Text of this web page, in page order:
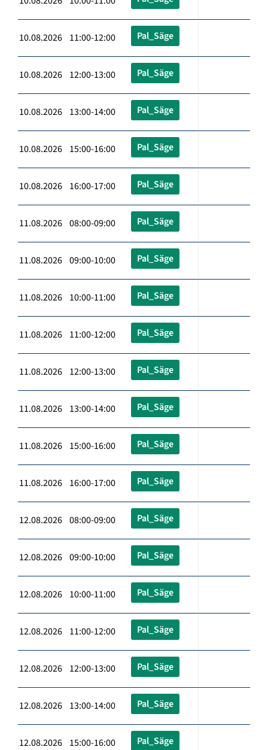
10.08.2026 11:00-12:00 Pal_Säge
10.08.2026 12:00-13:00 Pal_Säge
10.08.2026 13:00-14:00 Pal_Säge
10.08.2026 15:00-16:00 Pal_Säge
10.08.2026 16:00-17:00 Pal_Säge
11.08.2026 08:00-09:00 Pal_Säge
11.08.2026 09:00-10:00 Pal_Säge
11.08.2026 10:00-11:00 Pal_Säge
11.08.2026 11:00-12:00 Pal_Säge
11.08.2026 12:00-13:00 Pal_Säge
11.08.2026 13:00-14:00 Pal_Säge
11.08.2026 15:00-16:00 Pal_Säge
11.08.2026 16:00-17:00 Pal_Säge
12.08.2026 08:00-09:00 Pal_Säge
12.08.2026 09:00-10:00 Pal_Säge
12.08.2026 10:00-11:00 Pal_Säge
12.08.2026 11:00-12:00 Pal_Säge
12.08.2026 12:00-13:00 Pal_Säge
12.08.2026 13:00-14:00 Pal_Säge
12.08.2026 15:00-16:00 Pal_Säge